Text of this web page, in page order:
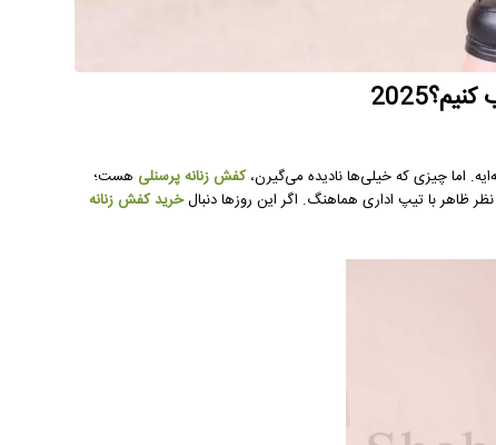
اما چیزی که خیلی‌ها نادیده می‌گیرن،کفش زنانه پرسنلی هست؛
خرید کفش زنانه